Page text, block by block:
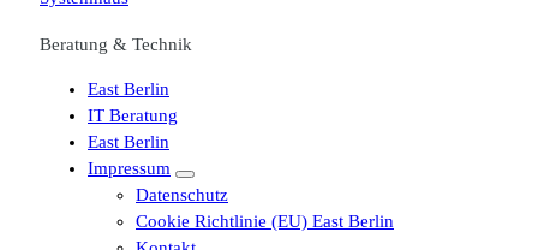
Beratung & Technik
East Berlin
IT Beratung
East Berlin
Impressum
Datenschutz
Cookie Richtlinie (EU) East Berlin